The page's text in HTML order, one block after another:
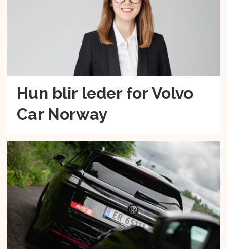
Hun blir leder for Volvo
Car Norway